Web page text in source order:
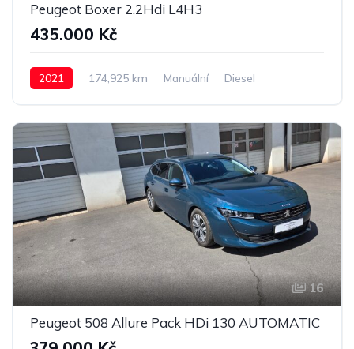
Peugeot Boxer 2.2Hdi L4H3
435.000 Kč
2021 174,925 km Manuální Diesel
16
Peugeot 508 Allure Pack HDi 130 AUTOMATIC